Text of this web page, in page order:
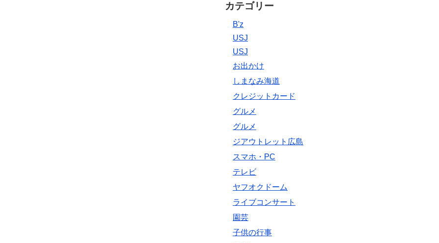
カテゴリー
B'z
USJ
USJ
お出かけ
しまなみ海道
クレジットカード
グルメ
グルメ
ジアウトレット広島
スマホ・PC
テレビ
ヤフオクドーム
ライブコンサート
園芸
子供の行事